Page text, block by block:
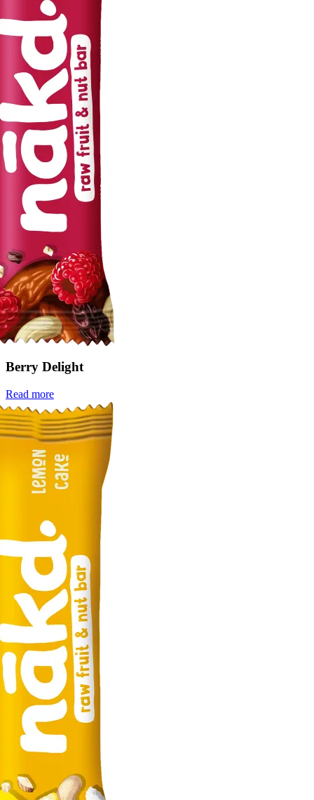
Berry Delight
Read more